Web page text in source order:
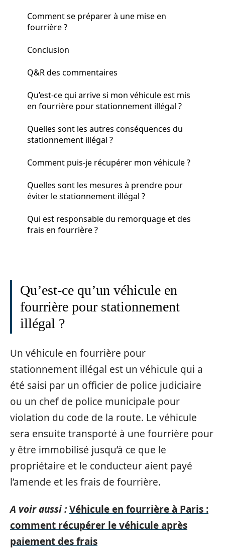
Comment se préparer à une mise en
fourrière ?
Conclusion
Q&R des commentaires
Qu’est-ce qui arrive si mon véhicule est mis
en fourrière pour stationnement illégal ?
Quelles sont les autres conséquences du
stationnement illégal ?
Comment puis-je récupérer mon véhicule ?
Quelles sont les mesures à prendre pour
éviter le stationnement illégal ?
Qui est responsable du remorquage et des
frais en fourrière ?
Qu’est-ce qu’un véhicule en
fourrière pour stationnement
illégal ?
Un véhicule en fourrière pour
stationnement illégal est un véhicule qui a
été saisi par un officier de police judiciaire
ou un chef de police municipale pour
violation du code de la route. Le véhicule
sera ensuite transporté à une fourrière pour
y être immobilisé jusqu’à ce que le
propriétaire et le conducteur aient payé
l’amende et les frais de fourrière.
A voir aussi :Véhicule en fourrière à Paris :
comment récupérer le véhicule après
paiement des frais